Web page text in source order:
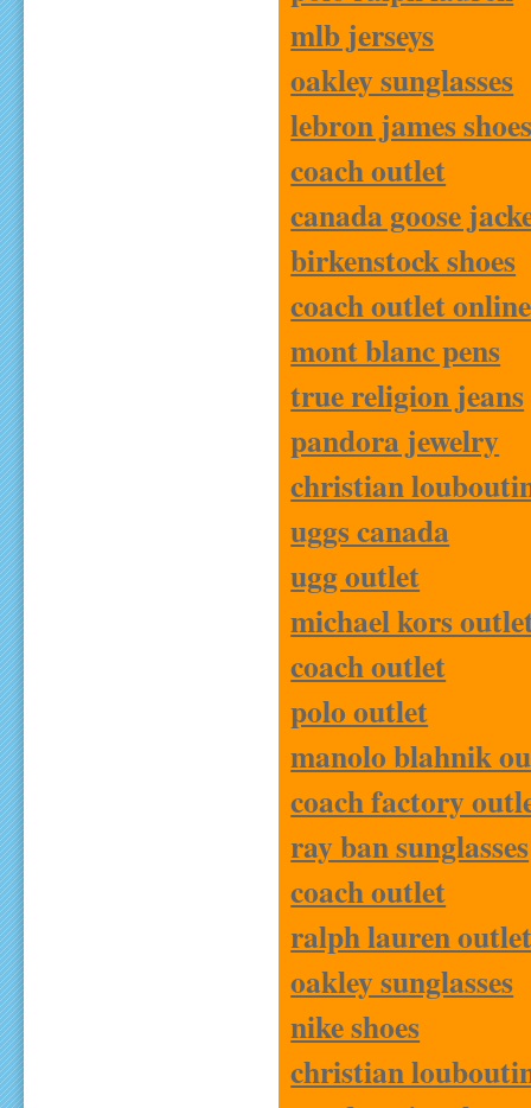
mlb jerseys
oakley sunglasses
lebron james
coach outlet
canada goose
birkenstock shoes
coach outlet online
mont blanc pens
true religion jeans
pandora jewelry
christian
uggs canada
ugg outlet
michael kors
coach outlet
polo outlet
manolo blahnik
coach factory
ray ban sunglasses
coach outlet
ralph lauren
oakley sunglasses
nike shoes
christian